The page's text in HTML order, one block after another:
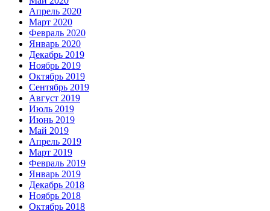
Апрель 2020
Март 2020
Февраль 2020
Январь 2020
Декабрь 2019
Ноябрь 2019
Октябрь 2019
Сентябрь 2019
Август 2019
Июль 2019
Июнь 2019
Май 2019
Апрель 2019
Март 2019
Февраль 2019
Январь 2019
Декабрь 2018
Ноябрь 2018
Октябрь 2018